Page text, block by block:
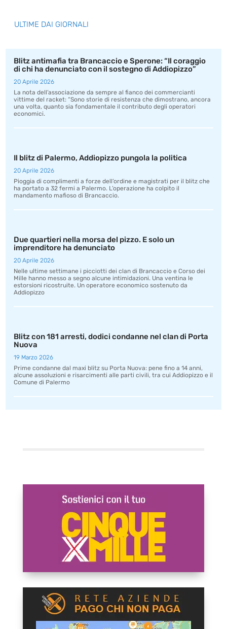
ULTIME DAI GIORNALI
Blitz antimafia tra Brancaccio e Sperone: “Il coraggio
di chi ha denunciato con il sostegno di Addiopizzo”
20 Aprile 2026
La nota dell’associazione da sempre al fianco dei commercianti
vittime del racket: “Sono storie di resistenza che dimostrano, ancora
una volta, quanto sia fondamentale il contributo degli operatori
economici.
Il blitz di Palermo, Addiopizzo pungola la politica
20 Aprile 2026
Pioggia di complimenti a forze dell’ordine e magistrati per il blitz che
ha portato a 32 fermi a Palermo. L’operazione ha colpito il
mandamento mafioso di Brancaccio.
Due quartieri nella morsa del pizzo. E solo un
imprenditore ha denunciato
20 Aprile 2026
Nelle ultime settimane i picciotti dei clan di Brancaccio e Corso dei
Mille hanno messo a segno alcune intimidazioni. Una ventina le
estorsioni ricostruite. Un operatore economico sostenuto da
Addiopizzo
Blitz con 181 arresti, dodici condanne nel clan di Porta
Nuova
19 Marzo 2026
Prime condanne dal maxi blitz su Porta Nuova: pene fino a 14 anni,
alcune assoluzioni e risarcimenti alle parti civili, tra cui Addiopizzo e il
Comune di Palermo